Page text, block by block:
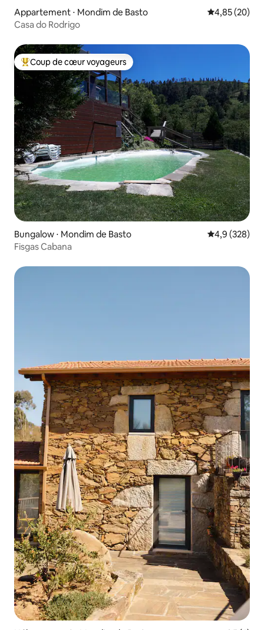
Appartement ⋅ Mondim de Basto Évaluation
4,85 (20)
Casa do Rodrigo
Coups de cœur voyageurs les plus appréciés
Coup de cœur voyageurs
Bungalow ⋅ Mondim de Basto Évaluation
4,9 (328)
Fisgas Cabana